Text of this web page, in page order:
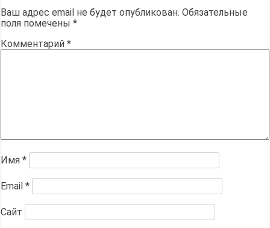
Ваш адрес email не будет опубликован. Обязательные
поля помечены *
Комментарий *
Имя *
Email *
Сайт